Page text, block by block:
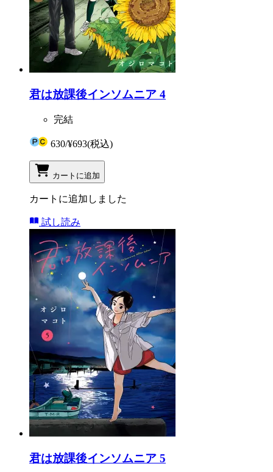
君は放課後インソムニア 4
完結
630/¥693(税込)
カートに追加
カートに追加しました
試し読み
君は放課後インソムニア 5